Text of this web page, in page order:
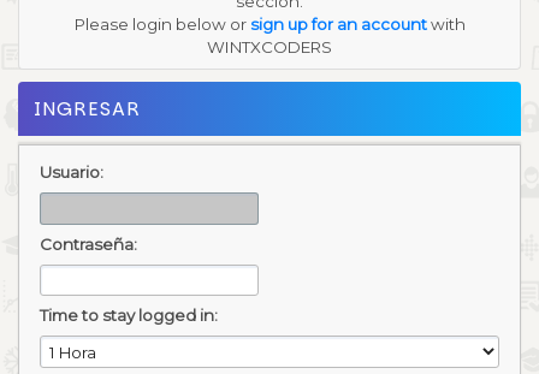
Please login below or sign up for an accountwith
WINTXCODERS
INGRESAR
Usuario:
Contraseña:
Time to stay logged in: